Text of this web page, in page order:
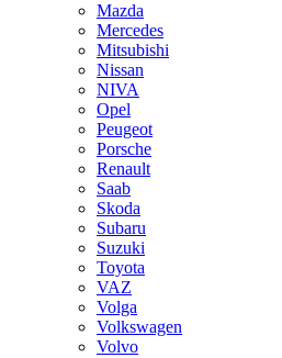
Mazda
Mercedes
Mitsubishi
Nissan
NIVA
Opel
Peugeot
Porsche
Renault
Saab
Skoda
Subaru
Suzuki
Toyota
VAZ
Volga
Volkswagen
Volvo